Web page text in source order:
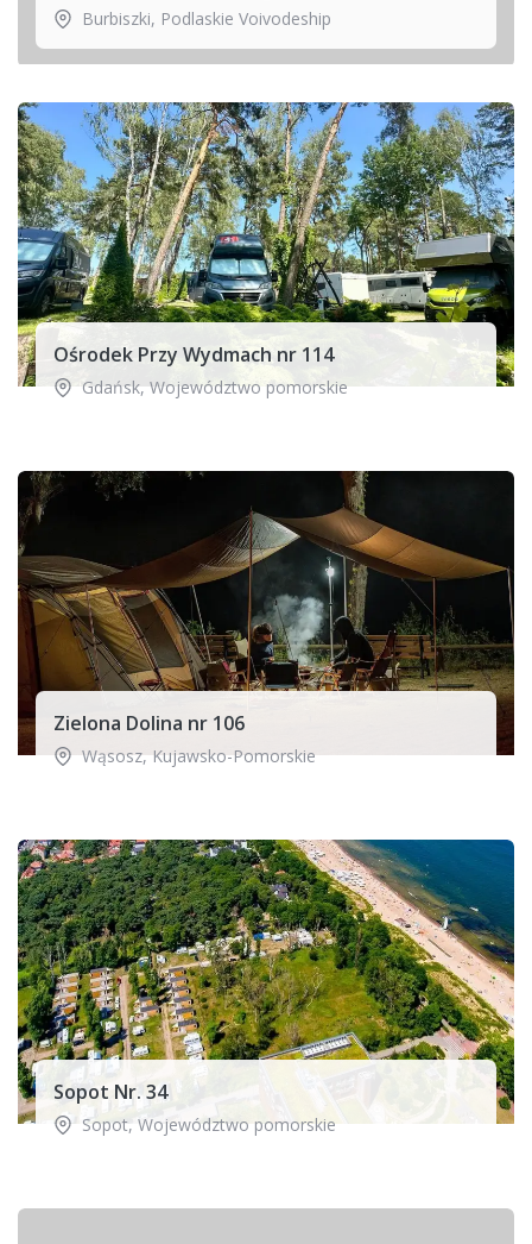
Burbiszki, Podlaskie Voivodeship
Ośrodek Przy Wydmach nr 114
Gdańsk,Województwo pomorskie
Zielona Dolina nr 106
Wąsosz,Kujawsko-Pomorskie
Sopot Nr. 34
Sopot, Województwo pomorskie